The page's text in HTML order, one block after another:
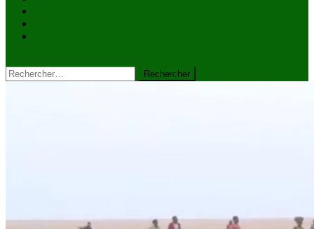
Rechercher :